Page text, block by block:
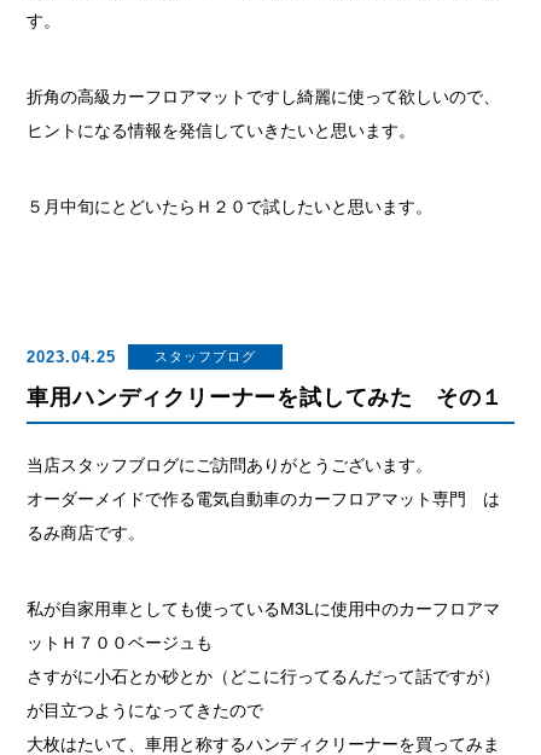
す。
折角の高級カーフロアマットですし綺麗に使って欲しいので、
ヒントになる情報を発信していきたいと思います。
５月中旬にとどいたらＨ２０で試したいと思います。
2023.04.25 スタッフブログ
車用ハンディクリーナーを試してみた その１
当店スタッフブログにご訪問ありがとうございます。
オーダーメイドで作る電気自動車のカーフロアマット専門 は
るみ商店です。
私が自家用車としても使っているM3Lに使用中のカーフロアマ
ットＨ７００ベージュも
さすがに小石とか砂とか（どこに行ってるんだって話ですが）
が目立つようになってきたので
大枚はたいて、車用と称するハンディクリーナーを買ってみま